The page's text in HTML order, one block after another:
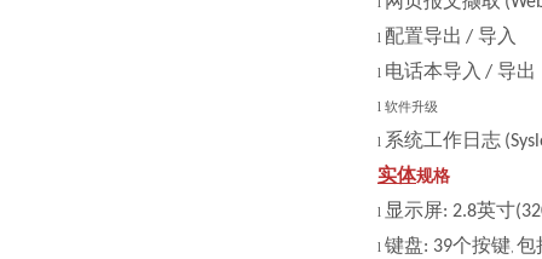
l 配置导出 / 导入
l 电话本导入 / 导出
l 软件升级
l 系统工作日志
实体规格
l 显示屏: 2.8英寸
l 键盘: 39个按键, 包